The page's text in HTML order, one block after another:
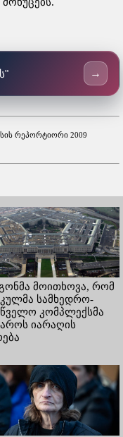
→
რეპორტიორი 2009
მოითხოვა, რომ
სამხედრო-
კომპლექსმა
იარაღის